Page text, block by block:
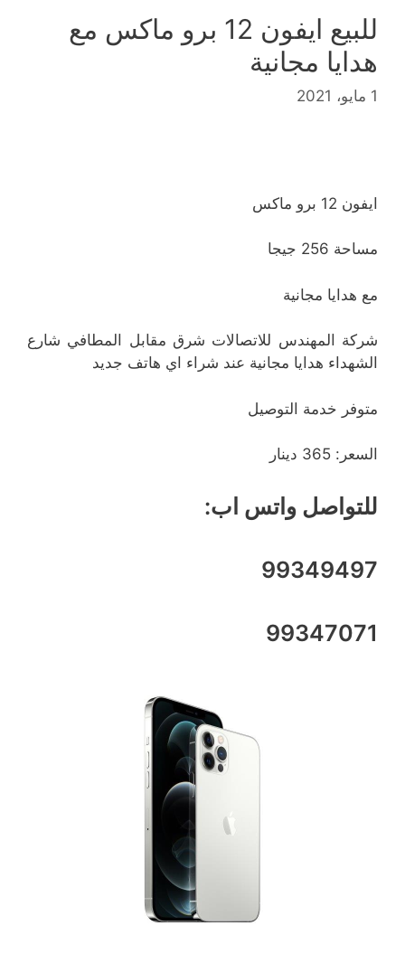
للبيع ايفون 12 برو ماكس مع
هدايا مجانية
1 مايو، 2021
ايفون 12 برو ماكس
مساحة 256 جيجا
مع هدايا مجانية
شركة المهندس للاتصالات شرق مقابل المطافي شارع
الشهداء هدايا مجانية عند شراء اي هاتف جديد
متوفر خدمة التوصيل
السعر: 365 دينار
للتواصل واتس اب:
99349497
99347071